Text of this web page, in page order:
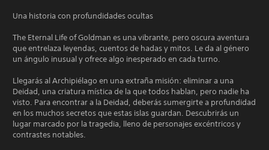
Una historia con profundidades ocultas
The Eternal Life of Goldman es una vibrante, pero oscura aventura
que entrelaza leyendas, cuentos de hadas y mitos. Le da al género
un ángulo inusual y ofrece algo inesperado en cada turno.
Llegarás al Archipiélago en una extraña misión: eliminar a una
Deidad, una criatura mística de la que todos hablan, pero nadie ha
visto. Para encontrar a la Deidad, deberás sumergirte a profundidad
en los muchos secretos que estas islas guardan. Descubrirás un
lugar marcado por la tragedia, lleno de personajes excéntricos y
contrastes notables.